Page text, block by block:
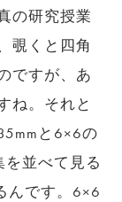
の研究授業
覗くと四角
ですが、あ
ね。それと
と6×6の
並べて見る
んです。6×6